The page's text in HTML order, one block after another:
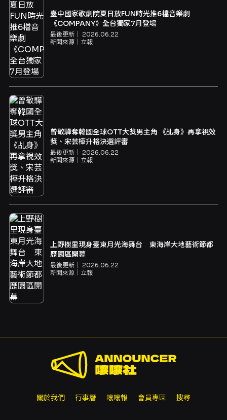
臺中國家歌劇院夏日放FUN時光推6檔音樂劇
《COMPANY》全台獨家7月登場
最後更新｜ 2026.06.22
新聞來源｜ 立報
曾敬驊奪韓國全球OTT大獎男主角 《乩身》再拿視效
獎、宋芸樺升格決選評審
最後更新｜ 2026.06.22
新聞來源｜ 立報
上野樹里現身臺東月光海舞台 東海岸大地藝術節都
歷園區開幕
最後更新｜ 2026.06.22
新聞來源｜ 立報
關於我們 行事曆 嚷嚷報 會員專區 搜尋